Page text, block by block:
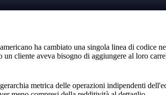
ha cambiato una singola linea di codice
cliente aveva bisogno di aggiungere al loro
metrica delle operazioni indipendenti